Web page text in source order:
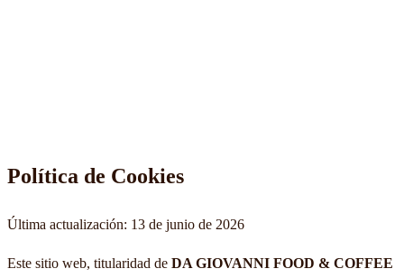
Política de Cookies
Última actualización: 13 de junio de 2026
Este sitio web, titularidad de DA GIOVANNI FOOD & COFFEE